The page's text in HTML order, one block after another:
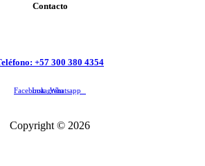
Contacto
+57 300 380 4354
FacebookInstagramWhatsapp
Copyright © 2026